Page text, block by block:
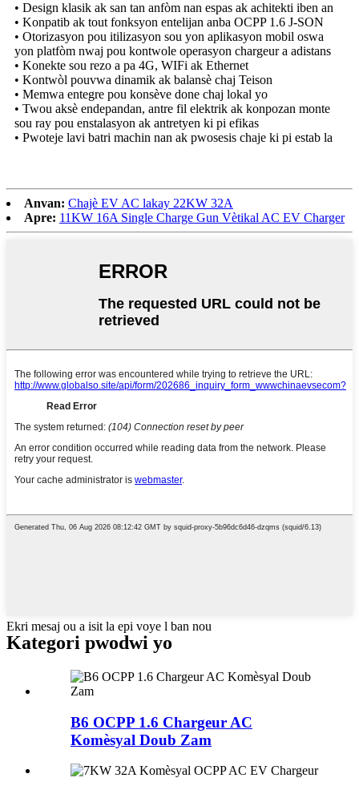
• Design klasik ak san tan anfòm nan espas ak achitekti iben an
• Konpatib ak tout fonksyon entelijan anba OCPP 1.6 J-SON
• Otorizasyon pou itilizasyon sou yon aplikasyon mobil oswa
yon platfòm nwaj pou kontwole operasyon chargeur a adistans
• Konekte sou rezo a pa 4G, WIFi ak Ethernet
• Kontwòl pouvwa dinamik ak balansè chaj Teison
• Memwa entegre pou konsève done chaj lokal yo
• Twou aksè endepandan, antre fil elektrik ak konpozan monte
sou ray pou enstalasyon ak antretyen ki pi efikas
• Pwoteje lavi batri machin nan ak pwosesis chaje ki pi estab la
Anvan: Chajè EV AC lakay 22KW 32A
Apre: 11KW 16A Single Charge Gun Vètikal AC EV Charger
Ekri mesaj ou a isit la epi voye l ban nou
Kategori pwodwi yo
B6 OCPP 1.6 Chargeur AC
Komèsyal Doub Zam